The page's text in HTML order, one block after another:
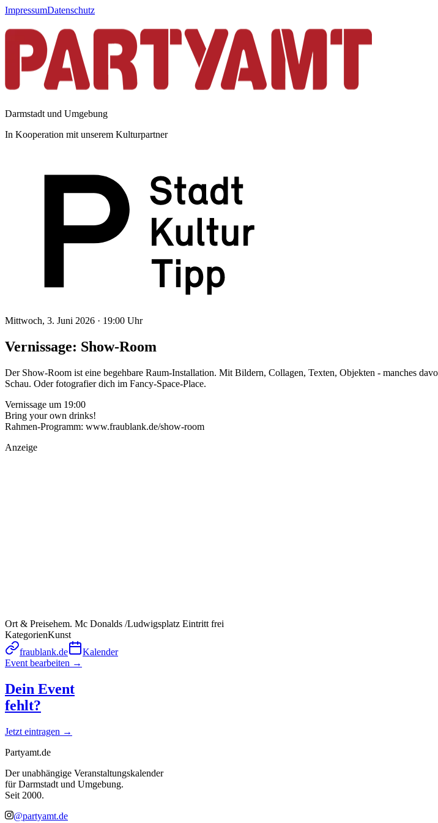
ImpressumDatenschutz
Darmstadt und Umgebung
In Kooperation mit unserem Kulturpartner
Mittwoch, 3. Juni 2026 · 19:00 Uhr
Vernissage: Show-Room
Der Show-Room ist eine begehbare Raum-Installation. Mit Bildern, Collagen, Texten, Objekten - manches
Schau. Oder fotografier dich im Fancy-Space-Place.
Vernissage um 19:00
Bring your own drinks!
Rahmen-Programm: www.fraublank.de/show-room
Anzeige
Ort & Preisehem. Mc Donalds /Ludwigsplatz Eintritt frei
KategorienKunst
fraublank.de
Kalender
Event bearbeiten →
Dein Event
fehlt?
Jetzt eintragen →
Partyamt.de
Der unabhängige Veranstaltungskalender
für Darmstadt und Umgebung.
Seit 2000.
@partyamt.de